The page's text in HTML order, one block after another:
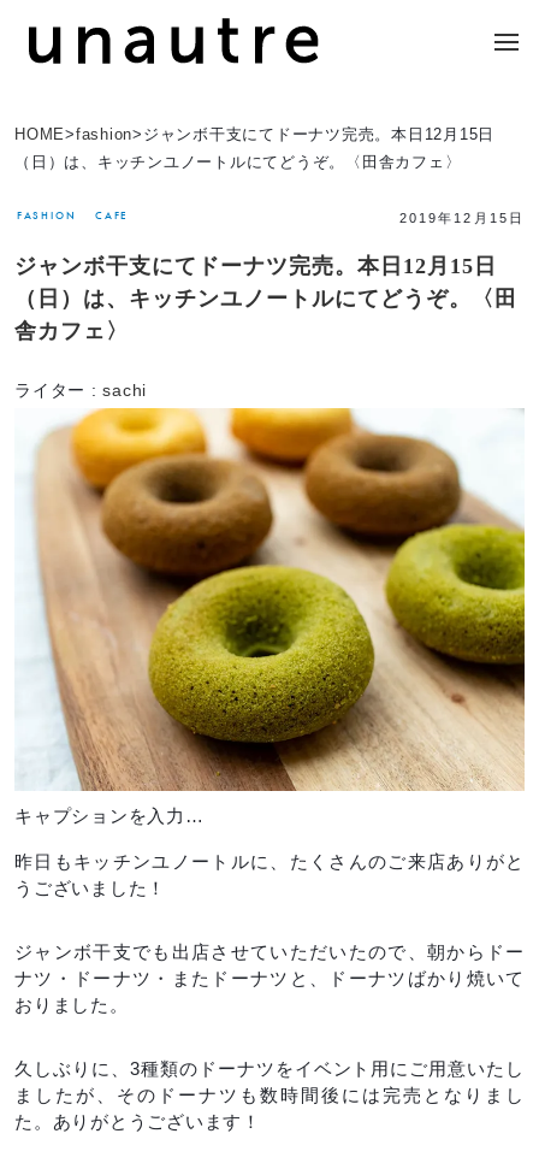
HOME>fashion> ジャンボ干支にてドーナツ完売。本日12月15日
（日）は、キッチンユノートルにてどうぞ。〈田舎カフェ〉
FASHION CAFE 2019年12月15日
ジャンボ干支にてドーナツ完売。本日12月15日
（日）は、キッチンユノートルにてどうぞ。〈田
舎カフェ〉
ライター :sachi
キャプションを入力…
昨日もキッチンユノートルに、たくさんのご来店ありがと
うございました！
ジャンボ干支でも出店させていただいたので、朝からドー
ナツ・ドーナツ・またドーナツと、ドーナツばかり焼いて
おりました。
久しぶりに、3種類のドーナツをイベント用にご用意いたし
ましたが、そのドーナツも数時間後には完売となりまし
た。ありがとうございます！